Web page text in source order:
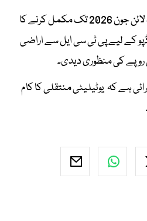
وزیراعلیٰ سندھ کا بی آر ٹی ریڈ لائن جون 2026 تک مکمل کرنے کا
کے لیے پی ٹی سی ایل سے اراضی
ہے کہ یوٹیلیٹی منتقلی کا کام